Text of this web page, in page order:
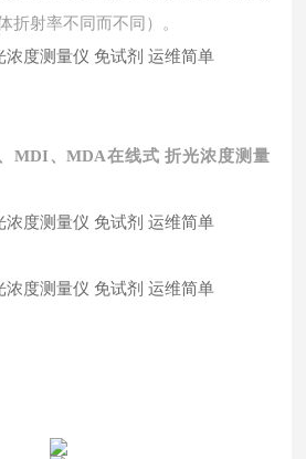
折射率不同而不同）。
MDI、MDA在线式 折光浓度测量